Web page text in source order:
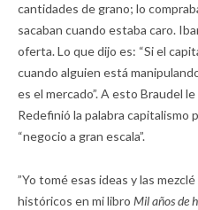
cantidades de grano; lo
sacaban cuando estaba caro.
oferta. Lo que dijo es: “Si el
cuando alguien está
es el mercado”. A esto Braudel
Redefinió la palabra capitalismo
“negocio a gran escala”.
”Yo tomé esas ideas y las
históricos en mi libro Mil años de